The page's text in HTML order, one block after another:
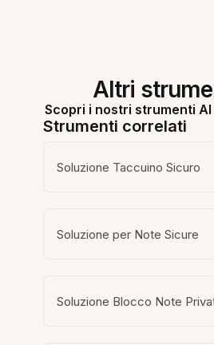
Altri
Scopri i nostri strumenti
Strumenti correlati
Soluzione Taccuino Sicuro
Soluzione per Note Sicure
Soluzione Blocco Note